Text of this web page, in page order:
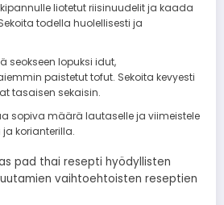
liotetut riisinuudelit ja kaada
todella huolellisesti ja
seokseen lopuksi idut,
paistetut tofut. Sekoita kevyesti
tasaisen sekaisin.
sopiva määrä lautaselle ja viimeistele
korianterilla.
pad thai resepti hyödyllisten
vaihtoehtoisten reseptien